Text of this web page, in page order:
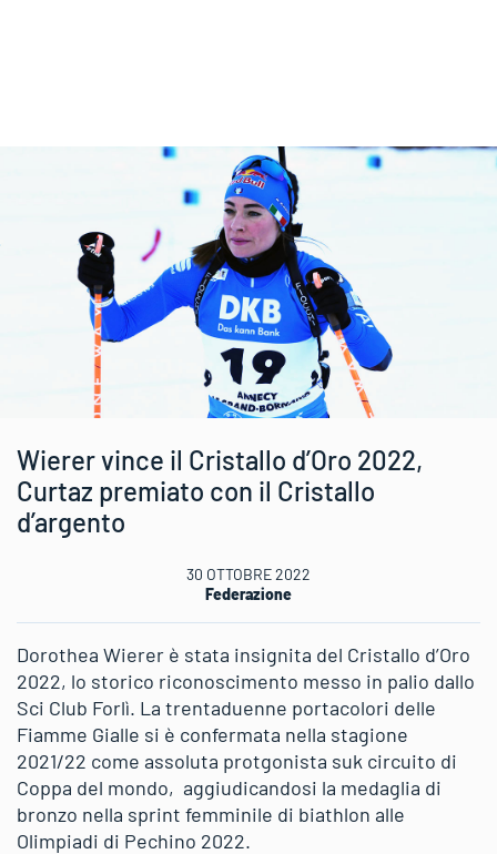
Wierer vince il Cristallo d’Oro 2022,
Curtaz premiato con il Cristallo
d’argento
30 OTTOBRE 2022
Federazione
Dorothea Wierer è stata insignita del Cristallo d’Oro
2022, lo storico riconoscimento messo in palio dallo
Sci Club Forlì. La trentaduenne portacolori delle
Fiamme Gialle si è confermata nella stagione
2021/22 come assoluta protgonista suk circuito di
Coppa del mondo, aggiudicandosi la medaglia di
bronzo nella sprint femminile di biathlon alle
Olimpiadi di Pechino 2022.